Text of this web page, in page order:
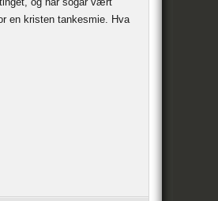
en kristen tankesmie. Hva